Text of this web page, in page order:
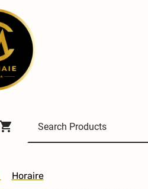
Horaire